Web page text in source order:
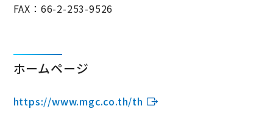
FAX：66-2-253-9526
ホームページ
https://www.mgc.co.th/th